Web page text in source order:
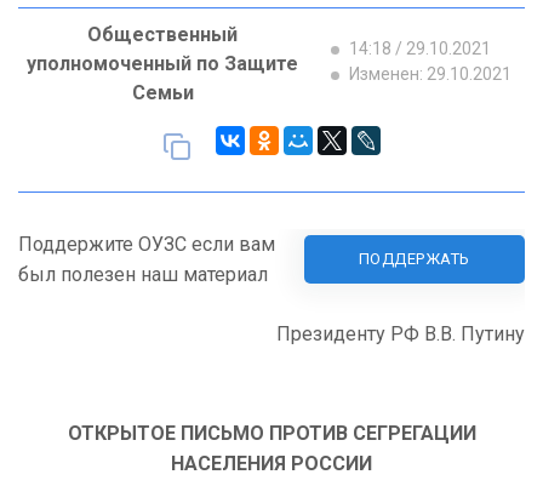
Общественный
уполномоченный по Защите
Семьи
14:18 / 29.10.2021
Изменен: 29.10.2021
Поддержите ОУЗС если вам
был полезен наш материал
ПОДДЕРЖАТЬ
Президенту РФ В.В. Путину
ОТКРЫТОЕ ПИСЬМО ПРОТИВ СЕГРЕГАЦИИ
НАСЕЛЕНИЯ РОССИИ